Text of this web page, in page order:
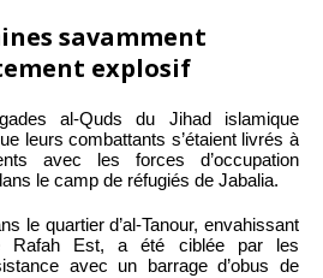
savamment
explosif
al-Quds du Jihad islamique
leurs combattants s’étaient livrés à
avec les forces d’occupation
le camp de réfugiés de Jabalia.
le quartier d’al-Tanour, envahissant
Rafah Est, a été ciblée par les
avec un barrage d’obus de